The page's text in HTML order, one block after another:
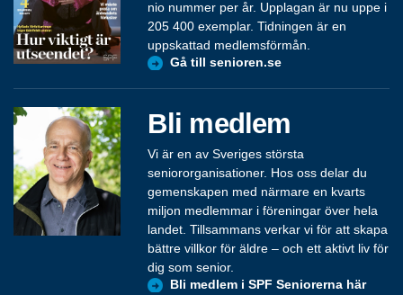
nio nummer per år. Upplagan är nu uppe i
205 400 exemplar. Tidningen är en
uppskattad medlemsförmån.
Gå till senioren.se
Bli medlem
Vi är en av Sveriges största
seniororganisationer. Hos oss delar du
gemenskapen med närmare en kvarts
miljon medlemmar i föreningar över hela
landet. Tillsammans verkar vi för att skapa
bättre villkor för äldre – och ett aktivt liv för
dig som senior.
Bli medlem i SPF Seniorerna här